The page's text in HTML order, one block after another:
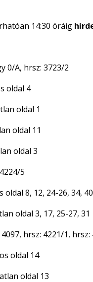
14:30 óráig
0/A, hrsz: 3723/2
oldal 4
oldal 1
oldal 11
oldal 3
5
8, 12, 24-26, 34,
oldal 3, 17, 25-27, 31
hrsz: 4221/1, hrsz:
oldal 14
oldal 13